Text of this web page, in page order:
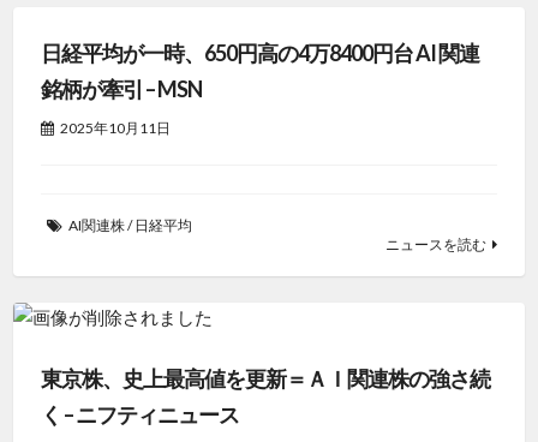
日経平均が一時、650円高の4万8400円台 AI 関連
銘柄が牽引 – MSN
2025年10月11日
AI関連株/ 日経平均
ニュースを読む
東京株、史上最高値を更新＝ＡＩ関連株の強さ続
く – ニフティニュース